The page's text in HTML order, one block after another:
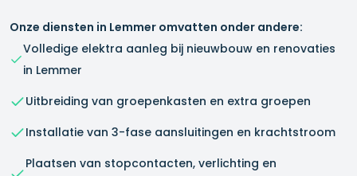
Onze diensten in Lemmer omvatten onder andere:
Volledige elektra aanleg bij nieuwbouw en renovaties
in Lemmer
Uitbreiding van groepenkasten en extra groepen
Installatie van 3-fase aansluitingen en krachtstroom
Plaatsen van stopcontacten, verlichting en